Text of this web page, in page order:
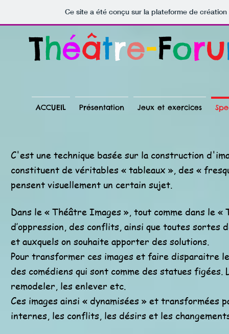
Ce site a été conçu sur la plateforme de
Théâtre-Foru
C'est une technique basée sur la construction
constituent de véritables « tableaux », des «
pensent visuellement un certain sujet.
Dans le « Théâtre Images », tout comme dans le
d’oppression, des conflits, ainsi que toutes
et auxquels on souhaite apporter des solutions.
Pour transformer ces images et faire disparaitre
des comédiens qui sont comme des statues
remodeler, les enlever etc.
Ces images ainsi « dynamisées » et
internes, les conflits, les désirs et les
ACCUEIL Présentation Jeux et exercices